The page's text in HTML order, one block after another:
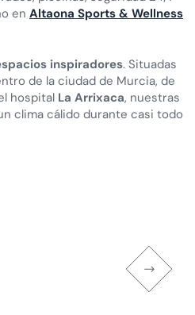
en Altaona Sports & Wellness
inspiradores. Situadas
de la ciudad de Murcia, de
hospital La Arrixaca, nuestras
clima cálido durante casi todo